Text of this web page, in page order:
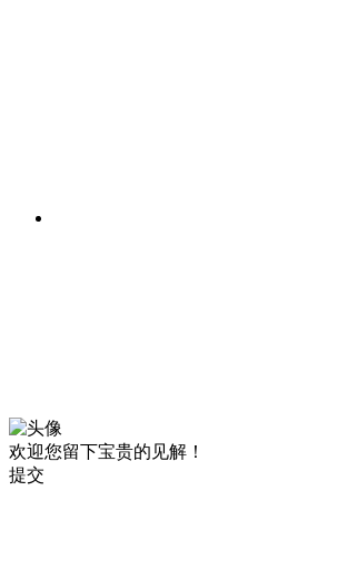
欢迎您留下宝贵的见解！
提交